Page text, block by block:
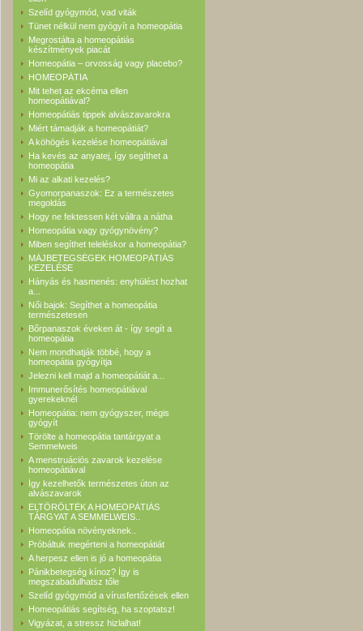
Szelíd gyógymód, vad viták
Tünet nélkül nem gyógyít a homeopátia
Megrostálta a homeopátiás
készítmények piacát
Homeopátia – orvosság vagy placebo?
HOMEOPÁTIA
Mit tehet az ekcéma ellen
homeopátiával?
Homeopátiás tippek alvászavarokra
Miért támadják a homeopátiát?
A köhögés kezelése homeopátiával
Ha kevés az anyatej, így segíthet a
homeopátia
Mi az alkati kezelés?
Gyomorpanaszok: Ez a természetes
megoldás
Hogy ne fektessen két vállra a nátha
Homeopátia vagy gyógynövény?
Miben segíthet teleléskor a homeopátia?
MÁJBETEGSÉGEK HOMEOPÁTIÁS
KEZELÉSE
Hányás és hasmenés: enyhülést hozhat
a...
Női bajok: Segíthet a homeopátia
természetesen
Bőrpanaszok éveken át - így segít a
homeopátia
Nem mondhatják többé, hogy a
homeopátia gyógyítja
Jelezni kell majd a homeopátiát a...
Immunerősítés homeopátiával
gyerekeknél
Homeopátia: nem gyógyszer, mégis
gyógyít
Törölte a homeopátia tantárgyat a
Semmelweis
A menstruációs zavarok kezelése
homeopátiával
Így kezelhetők természetes úton az
alvászavarok
ELTÖRÖLTÉK A HOMEOPÁTIÁS
TÁRGYAT A SEMMELWEIS..
Homeopátia növényeknek..
Próbáltuk megérteni a homeopátiát
A herpesz ellen is jó a homeopátia
Pánikbetegség kínoz? Így is
megszabadulhatsz tőle
Szelíd gyógymód a vírusfertőzések ellen
Homeopátiás segítség, ha szoptatsz!
Vigyázat, a stressz hizlalhat!